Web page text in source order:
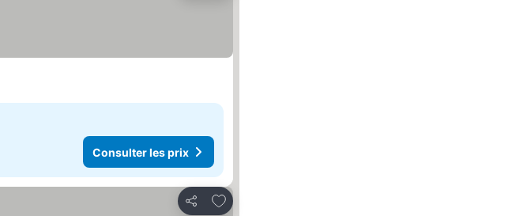
Consulter les prix
Partager
Ajouter à mes favoris